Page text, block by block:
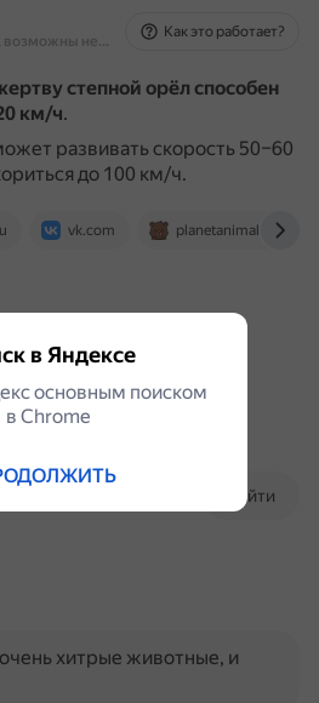
На основе источников, возможны неточности
Как это работает?
степной орёл способен
км/ч.
развивать скорость 50–60
до 100 км/ч.
vk.com planetanimal.ru
Войти
хитрые животные, и
в Яндексе
основным поиском
в Сhrome